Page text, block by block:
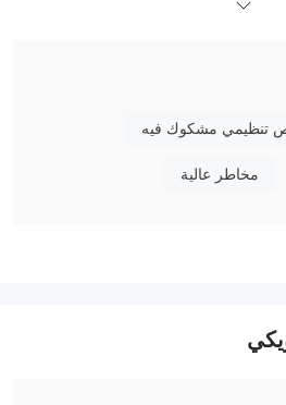
تنظيمي مشكوك فيه
مخاطر عالية